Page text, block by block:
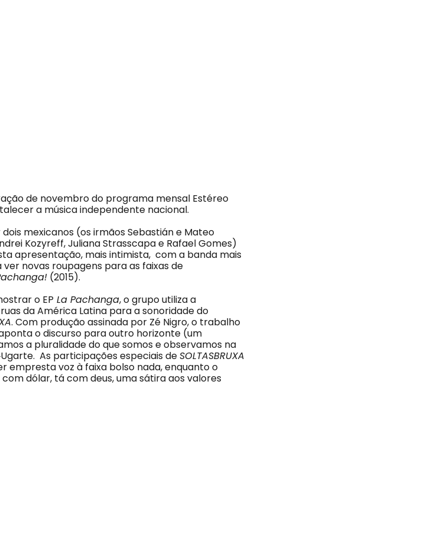
de novembro do programa mensal Estéreo
a música independente nacional.
mexicanos (os irmãos Sebastián e Mateo
Kozyreff, Juliana Strasscapa e Rafael Gomes)
apresentação, mais intimista, com a banda mais
novas roupagens para as faixas de
(2015).
o EP La Pachanga, o grupo utiliza a
da América Latina para a sonoridade do
. Com produção assinada por Zé Nigro, o trabalho
o discurso para outro horizonte (um
a pluralidade do que somos e observamos na
As participações especiais deSOLTASBRUXA
empresta voz à faixa bolso nada, enquanto o
dólar, tá com deus, uma sátira aos valores